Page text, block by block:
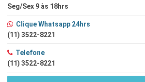
Seg/Sex 9 às 18hrs
Clique Whatsapp 24hrs
(11) 3522-8221
Telefone
(11) 3522-8221